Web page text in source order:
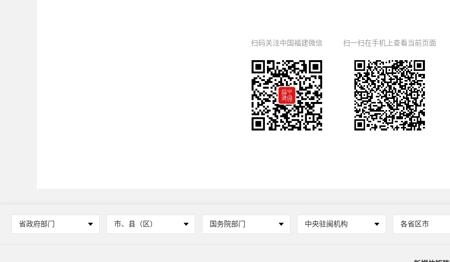
扫码关注中国福建微信 扫一扫在手机上查看当前页面
省政府部门 市、县（区） 国务院部门 中央驻闽机构 各省区市